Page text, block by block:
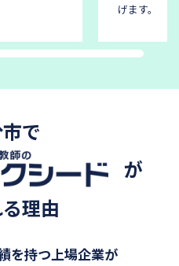
げます。
で
が
理由
を持つ上場企業が